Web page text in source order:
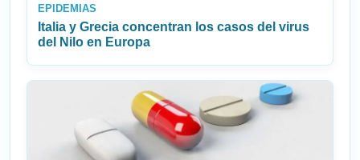
EPIDEMIAS
Italia y Grecia concentran los casos del virus
del Nilo en Europa